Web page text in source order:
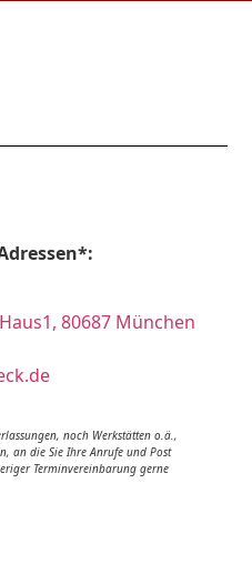
80687 München
noch Werkstätten o.ä.,
an die Sie Ihre Anrufe und Post
Terminvereinbarung gerne